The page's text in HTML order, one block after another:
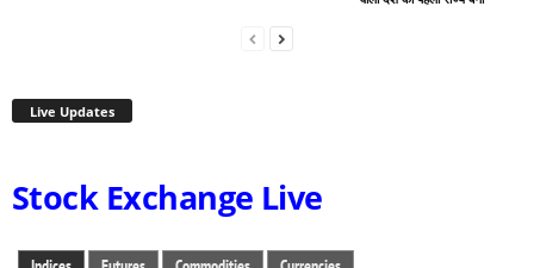
Live Updates
Stock Exchange Live